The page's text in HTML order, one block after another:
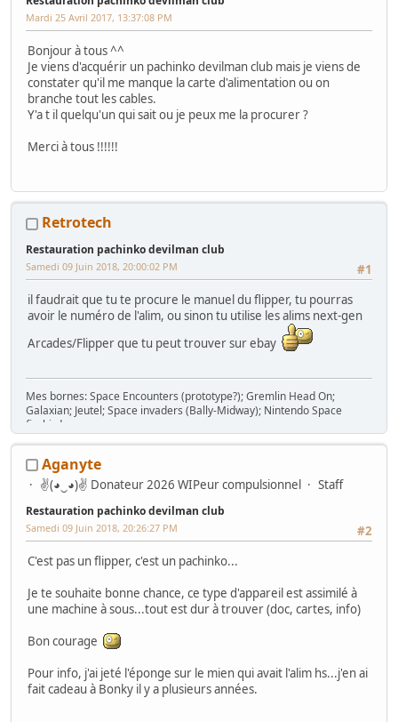
Mardi 25 Avril 2017, 13:37:08 PM
Bonjour à tous ^^
Je viens d'acquérir un pachinko devilman club mais je viens de
constater qu'il me manque la carte d'alimentation ou on
branche tout les cables.
Y'a t il quelqu'un qui sait ou je peux me la procurer ?
Merci à tous !!!!!!
Retrotech
Restauration pachinko devilman club
#1
Samedi 09 Juin 2018, 20:00:02 PM
il faudrait que tu te procure le manuel du flipper, tu pourras
avoir le numéro de l'alim, ou sinon tu utilise les alims next-gen
Arcades/Flipper que tu peut trouver sur ebay
Mes bornes: Space Encounters (prototype?); Gremlin Head On;
Galaxian; Jeutel; Space invaders (Bally-Midway); Nintendo Space
firebird
Aganyte
✌(◕‿◕)✌ Donateur 2026 WIPeur compulsionnel Staff
Restauration pachinko devilman club
#2
Samedi 09 Juin 2018, 20:26:27 PM
C'est pas un flipper, c'est un pachinko...
Je te souhaite bonne chance, ce type d'appareil est assimilé à
une machine à sous...tout est dur à trouver (doc, cartes, info)
Bon courage
Pour info, j'ai jeté l'éponge sur le mien qui avait l'alim hs...j'en ai
fait cadeau à Bonky il y a plusieurs années.